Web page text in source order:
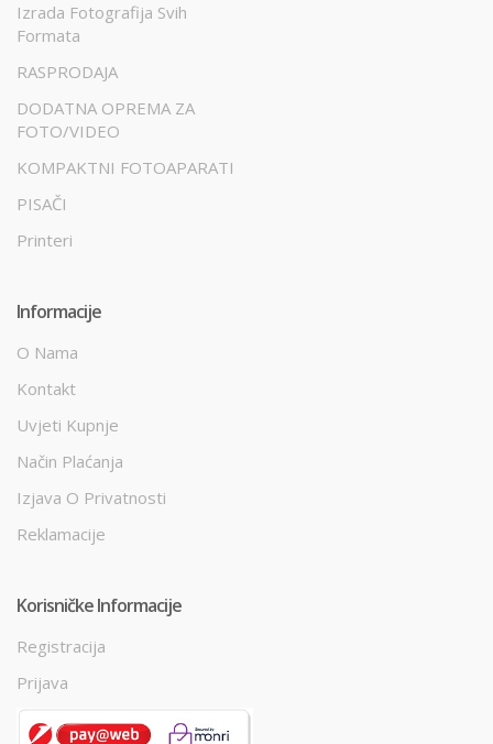
Izrada Fotografija Svih
Formata
RASPRODAJA
DODATNA OPREMA ZA
FOTO/VIDEO
KOMPAKTNI FOTOAPARATI
PISAČI
Printeri
Informacije
O Nama
Kontakt
Uvjeti Kupnje
Način Plaćanja
Izjava O Privatnosti
Reklamacije
Korisničke Informacije
Registracija
Prijava